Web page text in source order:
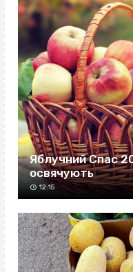
Яблучний Спас
освячують
12:15